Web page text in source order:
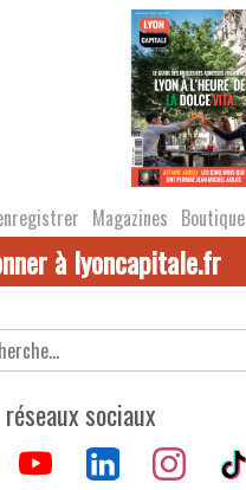
Magazines Boutique
à lyoncapitale.fr
réseaux sociaux